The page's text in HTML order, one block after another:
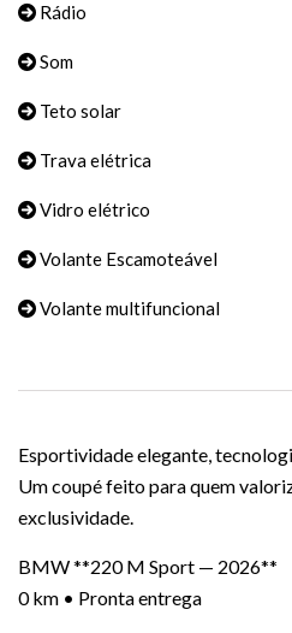
Rádio
Som
Teto solar
Trava elétrica
Vidro elétrico
Volante Escamoteável
Volante multifuncional
Esportividade elegante,
Um coupé feito para quem
exclusividade.
BMW **220 M Sport — 2026**
0 km • Pronta entrega